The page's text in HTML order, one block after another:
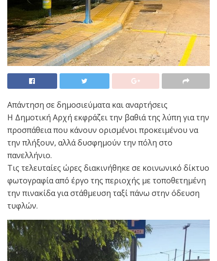
Απάντηση σε δημοσιεύματα και αναρτήσεις
Η Δημοτική Αρχή εκφράζει την βαθιά της λύπη για την
προσπάθεια που κάνουν ορισμένοι προκειμένου να
την πλήξουν, αλλά δυσφημούν την πόλη στο
πανελλήνιο.
Τις τελευταίες ώρες διακινήθηκε σε κοινωνικό δίκτυο
φωτογραφία από έργο της περιοχής με τοποθετημένη
την πινακίδα για στάθμευση ταξί πάνω στην όδευση
τυφλών.